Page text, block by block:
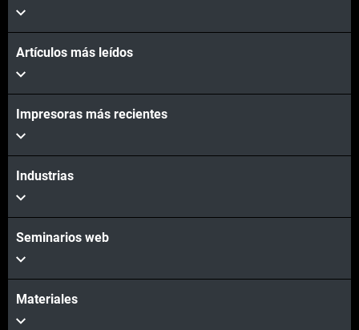
Artículos más leídos
Impresoras más recientes
Industrias
Seminarios web
Materiales